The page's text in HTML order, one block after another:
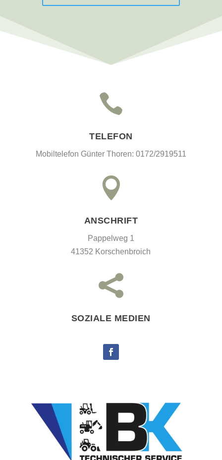

TELEFON
Mobiltelefon Günter Thoren: 0172/2919511

ANSCHRIFT
Pappelweg 1
41352 Korschenbroich

SOZIALE MEDIEN